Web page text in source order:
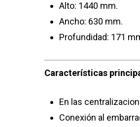
Alto: 1440 mm.
Ancho: 630 mm.
Profundidad: 171
Características
En las
Conexión al